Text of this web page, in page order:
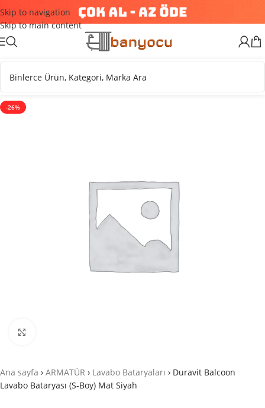
Skip to navigation
Skip to main content
-26%
Ana sayfa › ARMATÜR › Lavabo Bataryaları › Duravit Balcoon
Lavabo Bataryası (S-Boy) Mat Siyah